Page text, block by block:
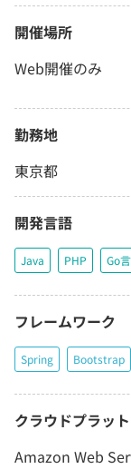
開催場所
Web開催のみ
勤務地
東京都
開発言語
Java PHP Go
フレームワーク
Spring Bootstrap
クラウドプラッ
Amazon Web